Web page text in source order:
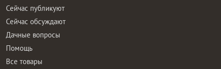
Сейчас публикуют
Сейчас обсуждают
Дачные вопросы
Помощь
Все товары